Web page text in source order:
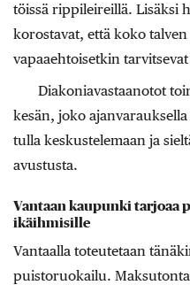
töissä rippileireillä. Lisäksi
korostavat, että koko
vapaaehtoisetkin
Diakoniavastaanotot
kesän, joko
tulla keskustelemaan ja
avustusta.
Vantaan kaupunki tarjoaa
ikäihmisille
Vantaalla toteutetaan
puistoruokailu.